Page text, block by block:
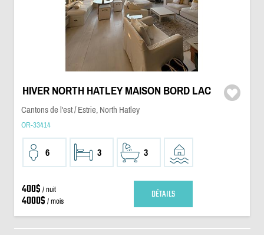
HIVER NORTH HATLEY MAISON BORD LAC
Cantons de l'est / Estrie, North Hatley
OR-33414
6 3 3
400$ / nuit
4000$ / mois DÉTAILS